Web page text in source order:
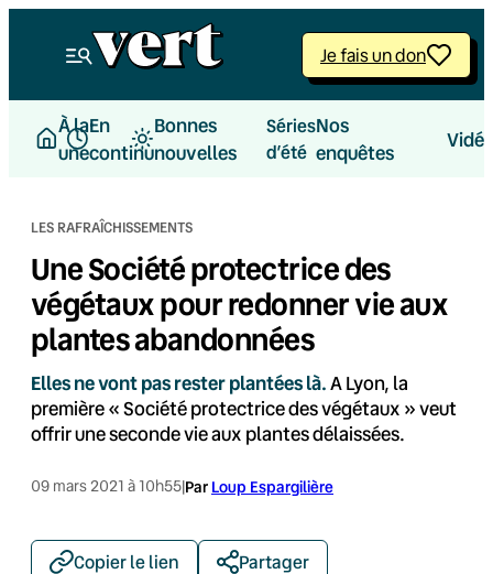
Je fais un don
À la
une
En
continu
Bonnes
nouvelles
Séries
d’été
Nos
enquêtes
LES RAFRAÎCHISSEMENTS
Une Société protectrice des
végétaux pour redonner vie aux
plantes abandonnées
Elles ne vont pas rester plantées là.A Lyon, la
première « Société protectrice des végétaux » veut
offrir une seconde vie aux plantes délaissées.
09 mars 2021 à 10h55|Par Loup Espargilière
Copier le lien Partager